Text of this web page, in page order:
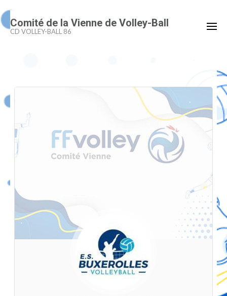
Aller
au
Comité de la Vienne de Volley-Ball
CD VOLLEY-BALL 86